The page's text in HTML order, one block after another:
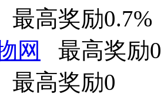
最高奖励0.7%
网
最高奖励0
最高奖励0